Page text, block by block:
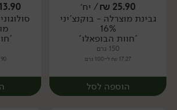
יח׳
25.90
₪/ יח׳
גבינת מוצרלה - בוקנצ'יני
16%
'חוות הבופאלו'
150 גרם
17.27 ₪ ל-100 גרם
הוספה לסל
13.90
13.90